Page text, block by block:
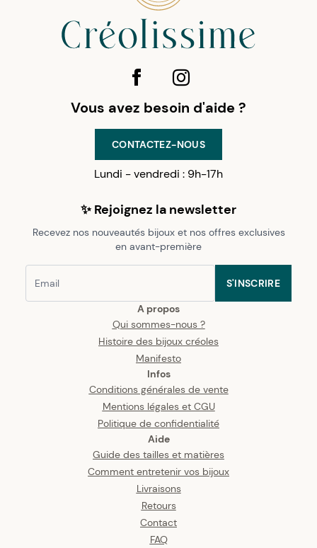
A propos
Qui sommes-nous ?
Histoire des bijoux créoles
Manifesto
Infos
Conditions générales de vente
Mentions légales et CGU
Politique de confidentialité
Aide
Guide des tailles et matières
Comment entretenir vos bijoux
Livraisons
Retours
Contact
FAQ
Vous avez besoin d'aide ?
CONTACTEZ-NOUS
Lundi - vendredi : 9h-17h
✨ Rejoignez la newsletter
Recevez nos nouveautés bijoux et nos offres exclusives
en avant-première
S'INSCRIRE